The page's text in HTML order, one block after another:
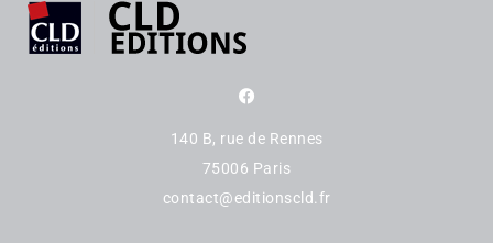
140 B, rue de Rennes
75006 Paris
contact@editionscld.fr